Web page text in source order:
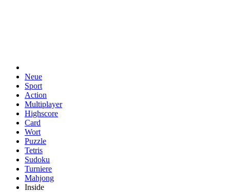
Neue
Sport
Action
Multiplayer
Highscore
Card
Wort
Puzzle
Tetris
Sudoku
Turniere
Mahjong
Inside